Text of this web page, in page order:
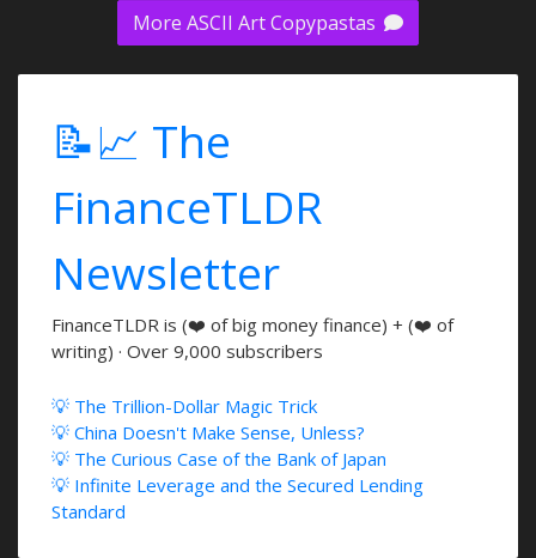
More ASCII Art Copypastas
📝📈 The
FinanceTLDR
Newsletter
FinanceTLDR is (❤️ of big money finance) + (❤️ of
writing) · Over 9,000 subscribers
💡 The Trillion-Dollar Magic Trick
💡 China Doesn't Make Sense, Unless?
💡 The Curious Case of the Bank of Japan
💡 Infinite Leverage and the Secured Lending
Standard